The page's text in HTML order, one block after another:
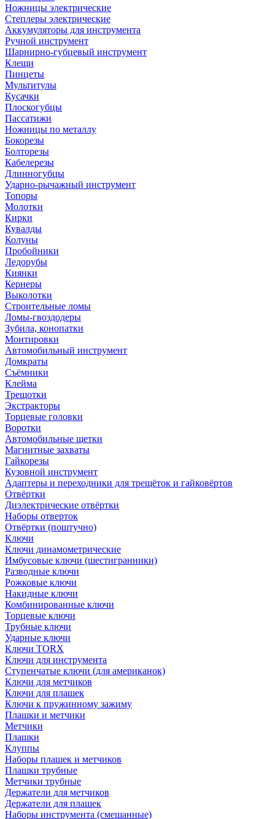
Ножницы электрические
Степлеры электрические
Аккумуляторы для инструмента
Ручной инструмент
Шарнирно-губцевый инструмент
Клещи
Пинцеты
Мультитулы
Кусачки
Плоскогубцы
Пассатижи
Ножницы по металлу
Бокорезы
Болторезы
Кабелерезы
Длинногубцы
Ударно-рычажный инструмент
Топоры
Молотки
Кирки
Кувалды
Колуны
Пробойники
Ледорубы
Киянки
Кернеры
Выколотки
Строительные ломы
Ломы-гвоздодеры
Зубила, конопатки
Монтировки
Автомобильный инструмент
Домкраты
Съёмники
Клейма
Трещотки
Экстракторы
Торцевые головки
Воротки
Автомобильные щетки
Магнитные захваты
Гайкорезы
Кузовной инструмент
Адаптеры и переходники для трещёток и гайковёртов
Отвёртки
Диэлектрические отвёртки
Наборы отверток
Отвёртки (поштучно)
Ключи
Ключи динамометрические
Имбусовые ключи (шестигранники)
Разводные ключи
Рожковые ключи
Накидные ключи
Комбинированные ключи
Торцевые ключи
Трубные ключи
Ударные ключи
Ключи TORX
Ключи для инструмента
Ступенчатые ключи (для американок)
Ключи для метчиков
Ключи для плашек
Ключи к пружинному зажиму
Плашки и метчики
Метчики
Плашки
Клуппы
Наборы плашек и метчиков
Плашки трубные
Метчики трубные
Держатели для метчиков
Держатели для плашек
Наборы инструмента (смешанные)